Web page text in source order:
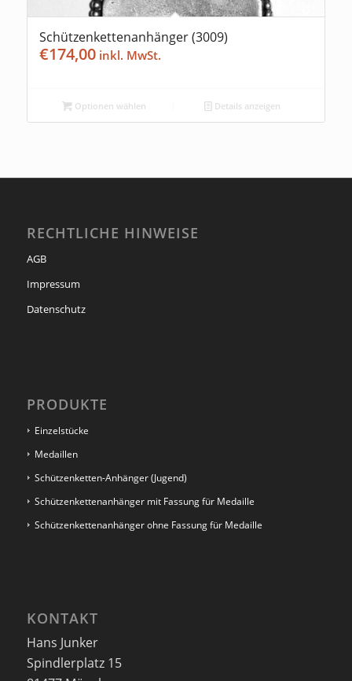
Schützenkettenanhänger (3009)
€174,00
Optionen wählen Details anzeigen
RECHTLICHE HINWEISE
AGB
Impressum
Datenschutz
PRODUKTE
Einzelstücke
Medaillen
Schützenketten-Anhänger (Jugend)
Schützenkettenanhänger mit Fassung für Medaille
Schützenkettenanhänger ohne Fassung für Medaille
KONTAKT
Hans Junker
Spindlerplatz 15